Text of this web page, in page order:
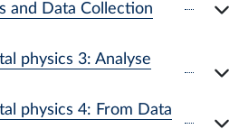
and Data Collection
physics 3: Analyse
physics 4: From Data